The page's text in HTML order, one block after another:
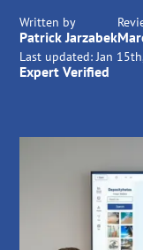
Written by
Patrick Jarzabek
Last updated: Jan
Expert Verified